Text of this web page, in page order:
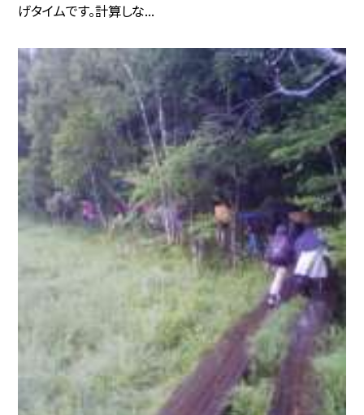
げタイムです。計算しな...